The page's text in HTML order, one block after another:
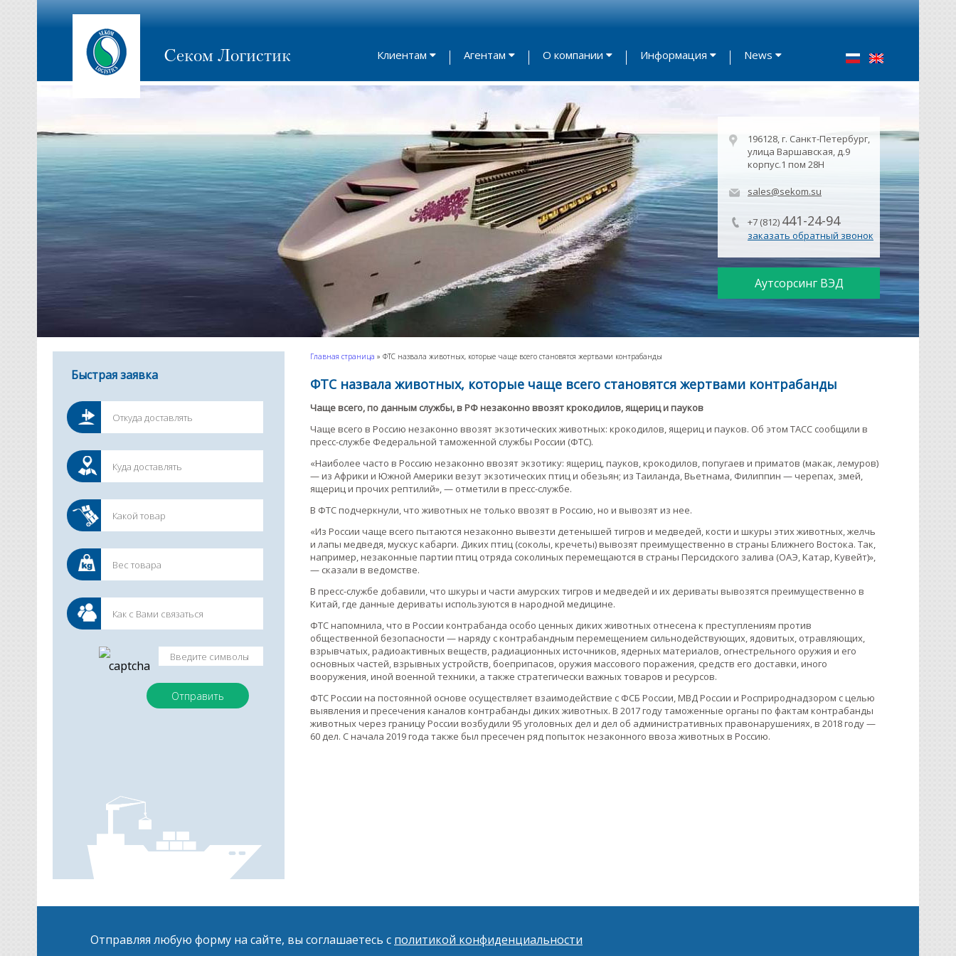
Секом Логистик Клиентам Агентам О компании Информация News
196128, г. Санкт-Петербург,
улица Варшавская, д.9
корпус.1 пом 28Н
sales@sekom.su
+7 (812) 441-24-94
заказать обратный звонок
Аутсорсинг ВЭД
Быстрая заявка
Главная страница » ФТС назвала животных, которые чаще всего становятся жертвами контрабанды
ФТС назвала животных, которые чаще всего становятся жертвами контрабанды
Чаще всего, по данным службы, в РФ незаконно ввозят крокодилов, ящериц и пауков
Чаще всего в Россию незаконно ввозят экзотических животных: крокодилов, ящериц и пауков. Об этом ТАСС сообщили в
пресс-службе Федеральной таможенной службы России (ФТС).
«Наиболее часто в Россию незаконно ввозят экзотику: ящериц, пауков, крокодилов, попугаев и приматов (макак, лемуров)
— из Африки и Южной Америки везут экзотических птиц и обезьян; из Таиланда, Вьетнама, Филиппин — черепах, змей,
ящериц и прочих рептилий», — отметили в пресс-службе.
В ФТС подчеркнули, что животных не только ввозят в Россию, но и вывозят из нее.
«Из России чаще всего пытаются незаконно вывезти детенышей тигров и медведей, кости и шкуры этих животных, желчь
и лапы медведя, мускус кабарги. Диких птиц (соколы, кречеты) вывозят преимущественно в страны Ближнего Востока. Так,
например, незаконные партии птиц отряда соколиных перемещаются в страны Персидского залива (ОАЭ, Катар, Кувейт)»,
— сказали в ведомстве.
В пресс-службе добавили, что шкуры и части амурских тигров и медведей и их дериваты вывозятся преимущественно в
Китай, где данные дериваты используются в народной медицине.
ФТС напомнила, что в России контрабанда особо ценных диких животных отнесена к преступлениям против
общественной безопасности — наряду с контрабандным перемещением сильнодействующих, ядовитых, отравляющих,
взрывчатых, радиоактивных веществ, радиационных источников, ядерных материалов, огнестрельного оружия и его
основных частей, взрывных устройств, боеприпасов, оружия массового поражения, средств его доставки, иного
вооружения, иной военной техники, а также стратегически важных товаров и ресурсов.
ФТС России на постоянной основе осуществляет взаимодействие с ФСБ России, МВД России и Росприроднадзором с целью
выявления и пресечения каналов контрабанды диких животных. В 2017 году таможенные органы по фактам контрабанды
животных через границу России возбудили 95 уголовных дел и дел об административных правонарушениях, в 2018 году —
60 дел. С начала 2019 года также был пресечен ряд попыток незаконного ввоза животных в Россию.
Отправляя любую форму на сайте, вы соглашаетесь с политикой конфиденциальности